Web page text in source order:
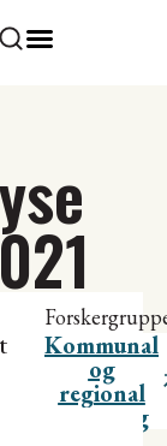
Kommunal
og
regional
utvikling